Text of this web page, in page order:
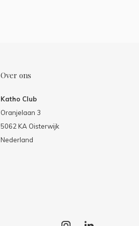
Over ons
Katho Club
Oranjelaan 3
5062 KA Oisterwijk
Nederland